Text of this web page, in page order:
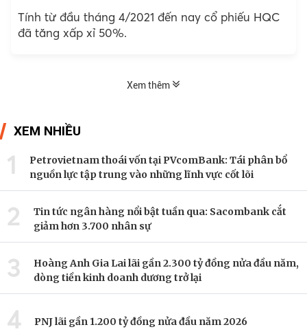
Tính từ đầu tháng 4/2021 đến nay cổ phiếu HQC
đã tăng xấp xỉ 50%.
Xem thêm
XEM NHIỀU
1
Petrovietnam thoái vốn tại PVcomBank: Tái phân bổ
nguồn lực tập trung vào những lĩnh vực cốt lõi
2
Tin tức ngân hàng nổi bật tuần qua: Sacombank cắt
giảm hơn 3.700 nhân sự
3
Hoàng Anh Gia Lai lãi gần 2.300 tỷ đồng nửa đầu năm,
dòng tiền kinh doanh dương trở lại
4 PNJ lãi gần 1.200 tỷ đồng nửa đầu năm 2026